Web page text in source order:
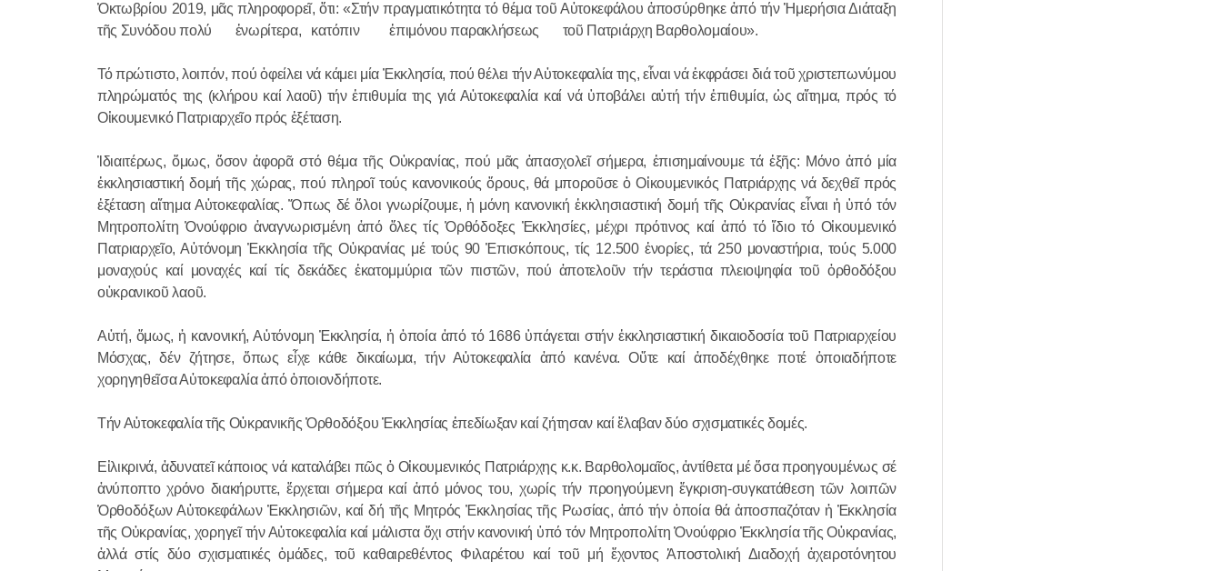
Ὀκτωβρίου 2019, μᾶς πληροφορεῖ, ὅτι: «Στήν πραγματικότητα τό θέμα τοῦ Αὐτοκεφάλου ἀποσύρθηκε ἀπό τήν Ἡμερήσια Διάταξη
τῆς Συνόδου πολύ ἐνωρίτερα, κατόπιν ἐπιμόνου παρακλήσεως τοῦ Πατριάρχη Βαρθολομαίου».
Τό πρώτιστο, λοιπόν, πού ὀφείλει νά κάμει μία Ἐκκλησία, πού θέλει τήν Αὐτοκεφαλία της, εἶναι νά ἐκφράσει διά τοῦ χριστεπωνύμου
πληρώματός της (κλήρου καί λαοῦ) τήν ἐπιθυμία της γιά Αὐτοκεφαλία καί νά ὑποβάλει αὐτή τήν ἐπιθυμία, ὡς αἴτημα, πρός τό
Οἰκουμενικό Πατριαρχεῖο πρός ἐξέταση.
Ἰδιαιτέρως, ὅμως, ὅσον ἀφορᾶ στό θέμα τῆς Οὐκρανίας, πού μᾶς ἀπασχολεῖ σήμερα, ἐπισημαίνουμε τά ἑξῆς: Μόνο ἀπό μία
ἐκκλησιαστική δομή τῆς χώρας, πού πληροῖ τούς κανονικούς ὅρους, θά μποροῦσε ὁ Οἰκουμενικός Πατριάρχης νά δεχθεῖ πρός
ἐξέταση αἴτημα Αὐτοκεφαλίας. Ὅπως δέ ὅλοι γνωρίζουμε, ἡ μόνη κανονική ἐκκλησιαστική δομή τῆς Οὐκρανίας εἶναι ἡ ὑπό τόν
Μητροπολίτη Ὀνούφριο ἀναγνωρισμένη ἀπό ὅλες τίς Ὀρθόδοξες Ἐκκλησίες, μέχρι πρότινος καί ἀπό τό ἴδιο τό Οἰκουμενικό
Πατριαρχεῖο, Αὐτόνομη Ἐκκλησία τῆς Οὐκρανίας μέ τούς 90 Ἐπισκόπους, τίς 12.500 ἐνορίες, τά 250 μοναστήρια, τούς 5.000
μοναχούς καί μοναχές καί τίς δεκάδες ἑκατομμύρια τῶν πιστῶν, πού ἀποτελοῦν τήν τεράστια πλειοψηφία τοῦ ὀρθοδόξου
οὐκρανικοῦ λαοῦ.
Αὐτή, ὅμως, ἡ κανονική, Αὐτόνομη Ἐκκλησία, ἡ ὁποία ἀπό τό 1686 ὑπάγεται στήν ἐκκλησιαστική δικαιοδοσία τοῦ Πατριαρχείου
Μόσχας, δέν ζήτησε, ὅπως εἶχε κάθε δικαίωμα, τήν Αὐτοκεφαλία ἀπό κανένα. Οὔτε καί ἀποδέχθηκε ποτέ ὁποιαδήποτε
χορηγηθεῖσα Αὐτοκεφαλία ἀπό ὁποιονδήποτε.
Τήν Αὐτοκεφαλία τῆς Οὐκρανικῆς Ὀρθοδόξου Ἐκκλησίας ἐπεδίωξαν καί ζήτησαν καί ἔλαβαν δύο σχισματικές δομές.
Εἰλικρινά, ἀδυνατεῖ κάποιος νά καταλάβει πῶς ὁ Οἰκουμενικός Πατριάρχης κ.κ. Βαρθολομαῖος, ἀντίθετα μέ ὅσα προηγουμένως σέ
ἀνύποπτο χρόνο διακήρυττε, ἔρχεται σήμερα καί ἀπό μόνος του, χωρίς τήν προηγούμενη ἔγκριση-συγκατάθεση τῶν λοιπῶν
Ὀρθοδόξων Αὐτοκεφάλων Ἐκκλησιῶν, καί δή τῆς Μητρός Ἐκκλησίας τῆς Ρωσίας, ἀπό τήν ὁποία θά ἀποσπαζόταν ἡ Ἐκκλησία
τῆς Οὐκρανίας, χορηγεῖ τήν Αὐτοκεφαλία καί μάλιστα ὄχι στήν κανονική ὑπό τόν Μητροπολίτη Ὀνούφριο Ἐκκλησία τῆς Οὐκρανίας,
ἀλλά στίς δύο σχισματικές ὁμάδες, τοῦ καθαιρεθέντος Φιλαρέτου καί τοῦ μή ἔχοντος Ἀποστολική Διαδοχή ἀχειροτόνητου